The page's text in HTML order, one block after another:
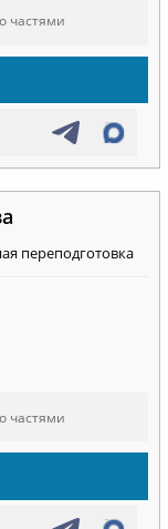
частями
переподготовка
частями